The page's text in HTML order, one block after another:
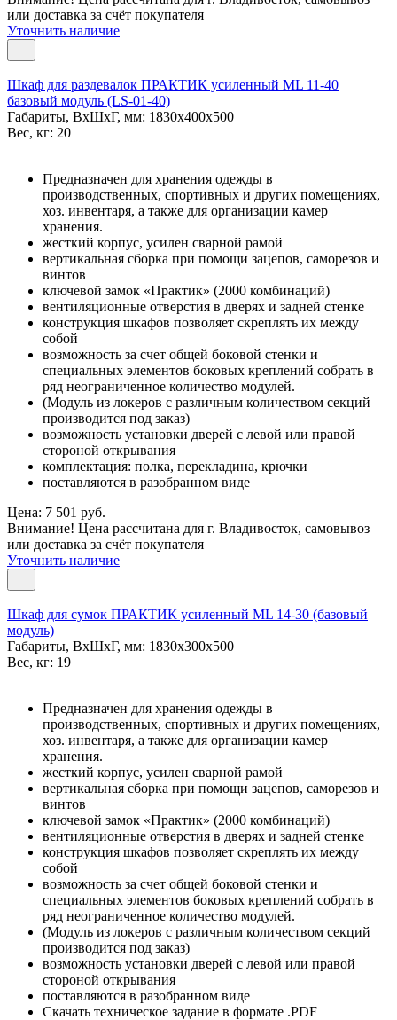
или доставка за счёт покупателя
Уточнить наличие
Шкаф для раздевалок ПРАКТИК усиленный ML 11-40
базовый модуль (LS-01-40)
Габариты, ВxШxГ, мм: 1830x400x500
Вес, кг: 20
Предназначен для хранения одежды в
производственных, спортивных и других помещениях,
хоз. инвентаря, а также для организации камер
хранения.
жесткий корпус, усилен сварной рамой
вертикальная сборка при помощи зацепов, саморезов и
винтов
ключевой замок «Практик» (2000 комбинаций)
вентиляционные отверстия в дверях и задней стенке
конструкция шкафов позволяет скреплять их между
собой
возможность за счет общей боковой стенки и
специальных элементов боковых креплений собрать в
ряд неограниченное количество модулей.
(Модуль из локеров с различным количеством секций
производится под заказ)
возможность установки дверей с левой или правой
стороной открывания
комплектация: полка, перекладина, крючки
поставляются в разобранном виде
Цена: 7 501 руб.
Внимание! Цена рассчитана для г. Владивосток, самовывоз
или доставка за счёт покупателя
Уточнить наличие
Шкаф для сумок ПРАКТИК усиленный ML 14-30 (базовый
модуль)
Габариты, ВxШxГ, мм: 1830x300x500
Вес, кг: 19
Предназначен для хранения одежды в
производственных, спортивных и других помещениях,
хоз. инвентаря, а также для организации камер
хранения.
жесткий корпус, усилен сварной рамой
вертикальная сборка при помощи зацепов, саморезов и
винтов
ключевой замок «Практик» (2000 комбинаций)
вентиляционные отверстия в дверях и задней стенке
конструкция шкафов позволяет скреплять их между
собой
возможность за счет общей боковой стенки и
специальных элементов боковых креплений собрать в
ряд неограниченное количество модулей.
(Модуль из локеров с различным количеством секций
производится под заказ)
возможность установки дверей с левой или правой
стороной открывания
поставляются в разобранном виде
Скачать техническое задание в формате .PDF